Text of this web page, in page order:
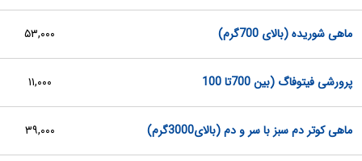
ماهی شوریده (بالای 700گرم) ۵۳,۰۰۰
پرورشی فیتوفاگ (بین 700تا 100 ۱۱,۰۰۰
ماهی کوتر دم سبز با سر و دم (بالای3000گرم) ۳۹,۰۰۰